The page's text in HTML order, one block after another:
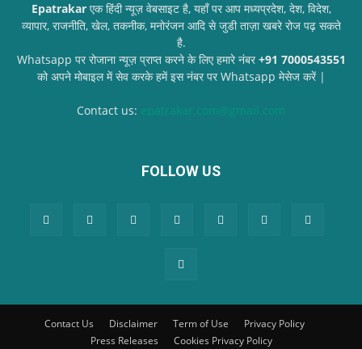
Epatrakarएक हिंदी न्यूज़ वेबसाइट है, यहाँ पर आप मध्यप्रदेश, देश, विदेश,
व्यापार, राजनीति, खेल, तकनीक, मनोरंजन आदि से जुडी ताज़ा खबरे रोज पढ़ सकते
है.
Whatsapp पर रोजाना न्यूज़ प्राप्त करने के लिए हमारे नंबर+91 7000543551
को अपने मोबाइल में सेव करके हमें इस नंबर पर Whatsapp मेसेज करें |
Contact us: epatrakar.com@gmail.com
FOLLOW US
Contact Us Disclaimer Term of Use
Privacy Policy
Press Releases
Cookies Privacy Policy